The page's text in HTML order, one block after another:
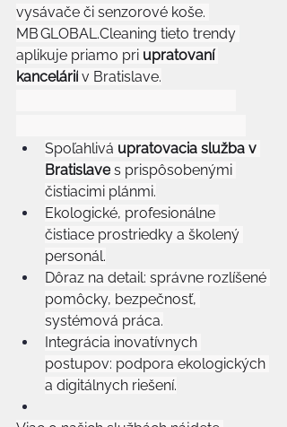
vysávače či senzorové koše.
MB GLOBAL.Cleaning tieto trendy
aplikuje priamo pri upratovaní
kancelárií v Bratislave.
Spoľahlivá upratovacia služba v
Bratislave s prispôsobenými
čistiacimi plánmi.
Ekologické, profesionálne
čistiace prostriedky a školený
personál.
Dôraz na detail: správne rozlíšené
pomôcky, bezpečnosť,
systémová práca.
Integrácia inovatívnych
postupov: podpora ekologických
a digitálnych riešení.